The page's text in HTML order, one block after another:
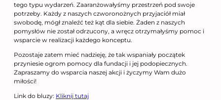
tego typu wydarzeń. Zaaranżowałyśmy przestrzeń pod swoje
potrzeby. Każdy z naszych czworonożnych przyjaciół miał
swobodę, mógł znaleźć też kąt dla siebie. Żaden z naszych
pomysłów nie został odrzucony, a wręcz otrzymałyśmy pomoc i
wsparcie w realizacji każdego konceptu.
Pozostaje zatem mieć nadzieję, że tak wspaniały początek
przyniesie ogrom pomocy dla fundacji i jej podopiecznych.
Zapraszamy do wsparcia naszej akcji i życzymy Wam dużo
miłości!
Link do bluzy: Kliknij tutaj